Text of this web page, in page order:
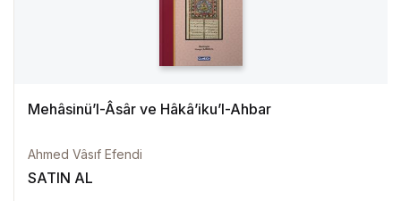
Mehâsinü’l-Âsâr ve Hâkâ’iku’l-Ahbar
Ahmed Vâsıf Efendi
SATIN AL